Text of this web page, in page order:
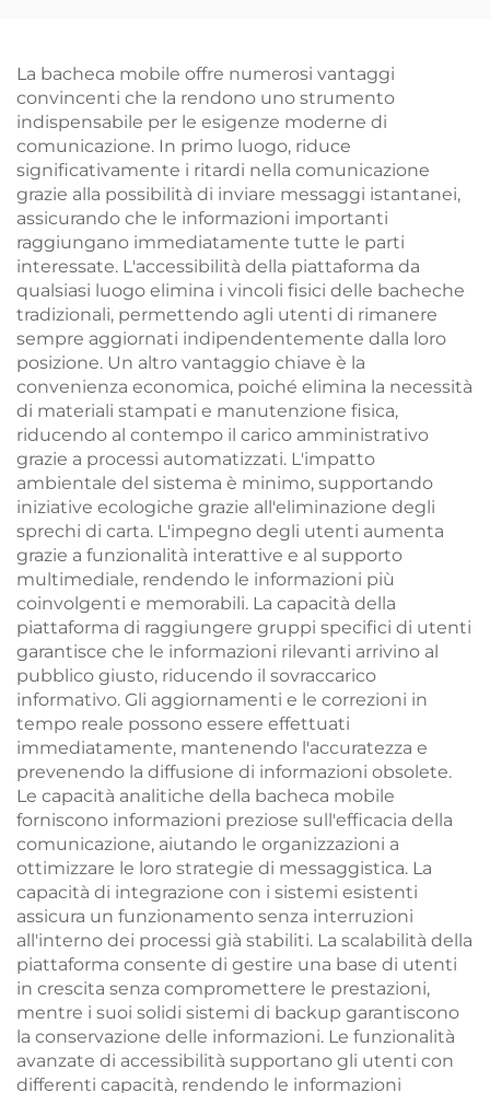
La bacheca mobile offre numerosi vantaggi
convincenti che la rendono uno strumento
indispensabile per le esigenze moderne di
comunicazione. In primo luogo, riduce
significativamente i ritardi nella comunicazione
grazie alla possibilità di inviare messaggi istantanei,
assicurando che le informazioni importanti
raggiungano immediatamente tutte le parti
interessate. L'accessibilità della piattaforma da
qualsiasi luogo elimina i vincoli fisici delle bacheche
tradizionali, permettendo agli utenti di rimanere
sempre aggiornati indipendentemente dalla loro
posizione. Un altro vantaggio chiave è la
convenienza economica, poiché elimina la necessità
di materiali stampati e manutenzione fisica,
riducendo al contempo il carico amministrativo
grazie a processi automatizzati. L'impatto
ambientale del sistema è minimo, supportando
iniziative ecologiche grazie all'eliminazione degli
sprechi di carta. L'impegno degli utenti aumenta
grazie a funzionalità interattive e al supporto
multimediale, rendendo le informazioni più
coinvolgenti e memorabili. La capacità della
piattaforma di raggiungere gruppi specifici di utenti
garantisce che le informazioni rilevanti arrivino al
pubblico giusto, riducendo il sovraccarico
informativo. Gli aggiornamenti e le correzioni in
tempo reale possono essere effettuati
immediatamente, mantenendo l'accuratezza e
prevenendo la diffusione di informazioni obsolete.
Le capacità analitiche della bacheca mobile
forniscono informazioni preziose sull'efficacia della
comunicazione, aiutando le organizzazioni a
ottimizzare le loro strategie di messaggistica. La
capacità di integrazione con i sistemi esistenti
assicura un funzionamento senza interruzioni
all'interno dei processi già stabiliti. La scalabilità della
piattaforma consente di gestire una base di utenti
in crescita senza compromettere le prestazioni,
mentre i suoi solidi sistemi di backup garantiscono
la conservazione delle informazioni. Le funzionalità
avanzate di accessibilità supportano gli utenti con
differenti capacità, rendendo le informazioni